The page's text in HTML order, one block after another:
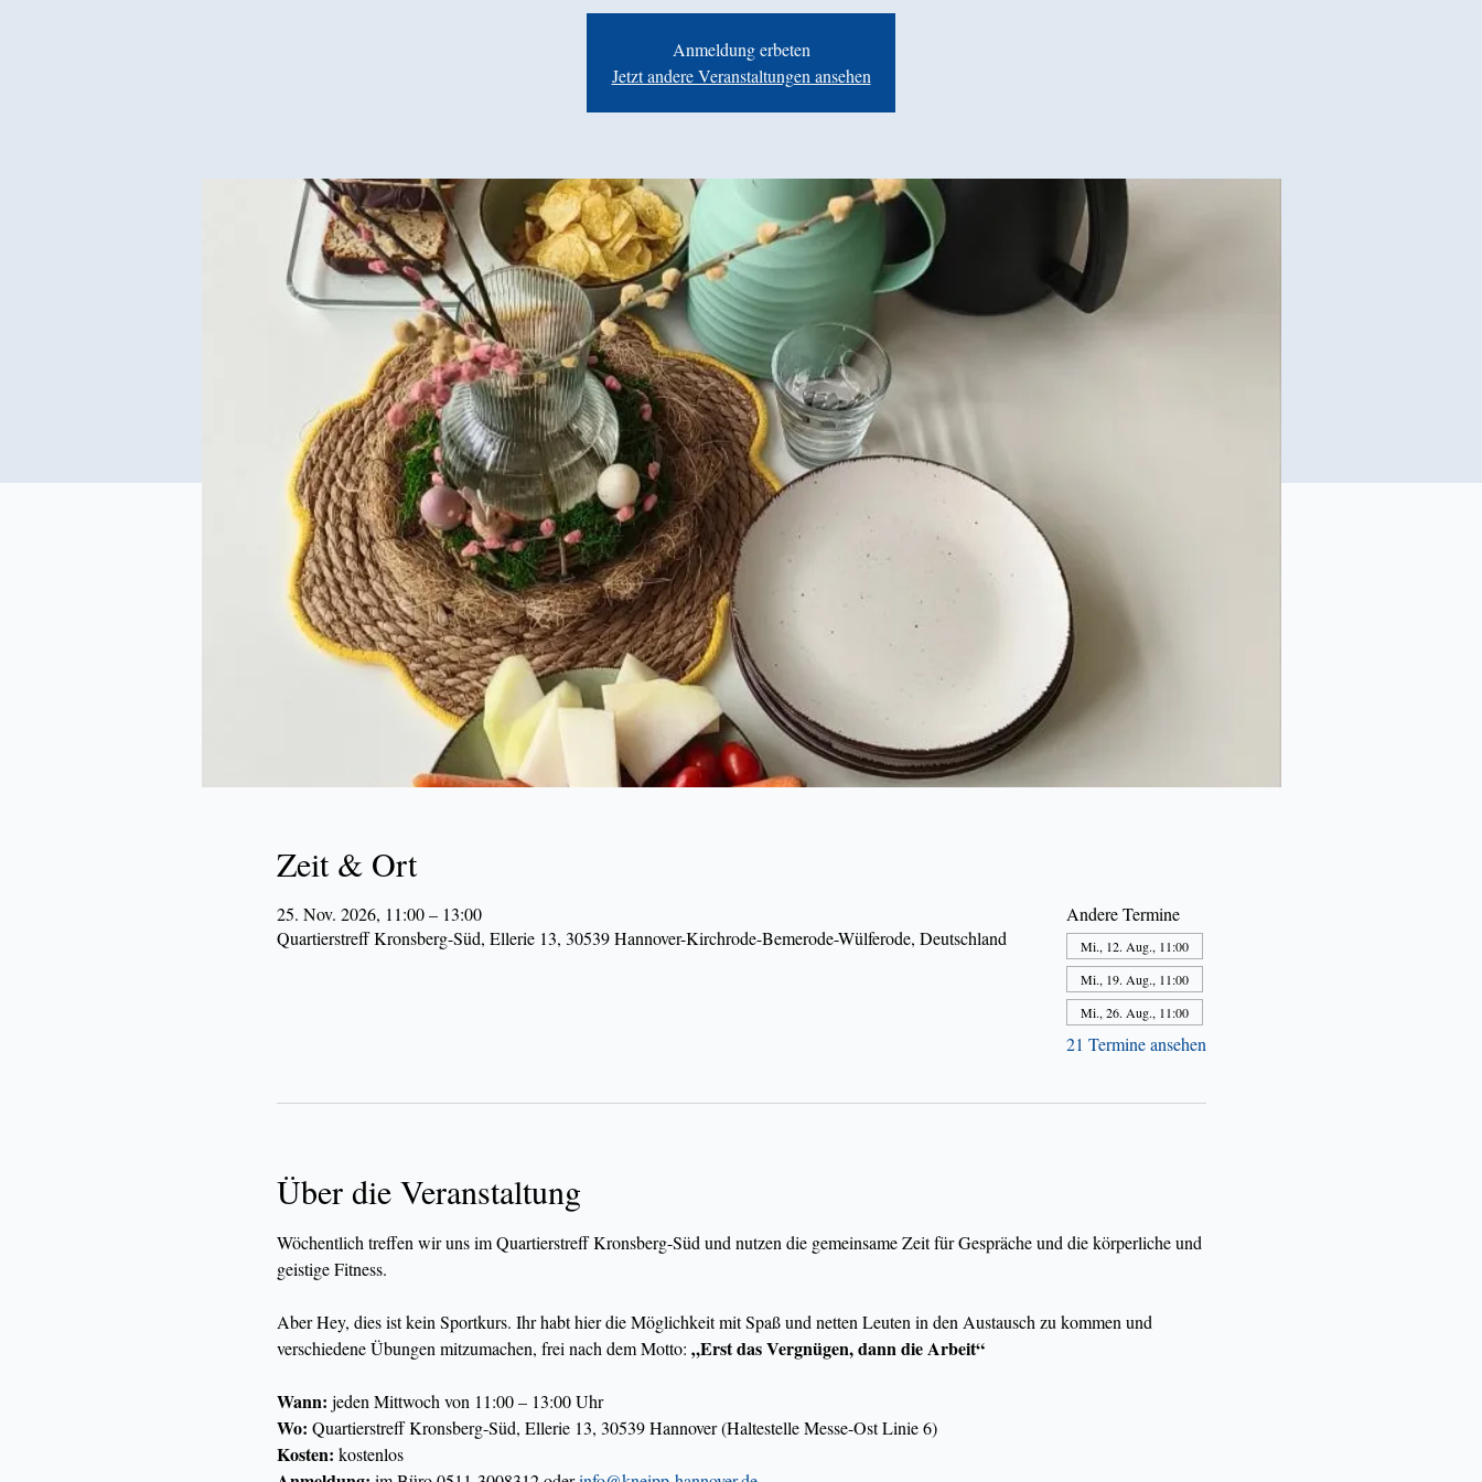
Anmeldung erbeten
Jetzt andere Veranstaltungen ansehen
Zeit & Ort
25. Nov. 2026, 11:00 – 13:00
Quartierstreff Kronsberg-Süd, Ellerie 13, 30539 Hannover-Kirchrode-Bemerode-Wülferode, Deutschland
Andere Termine
Mi., 12. Aug., 11:00
Mi., 19. Aug., 11:00
Mi., 26. Aug., 11:00
21 Termine ansehen
Über die Veranstaltung
Wöchentlich treffen wir uns im Quartierstreff Kronsberg-Süd und nutzen die gemeinsame Zeit für Gespräche und die körperliche und
geistige Fitness.
Aber Hey, dies ist kein Sportkurs. Ihr habt hier die Möglichkeit mit Spaß und netten Leuten in den Austausch zu kommen und
verschiedene Übungen mitzumachen, frei nach dem Motto: „Erst das Vergnügen, dann die Arbeit“
Wann: jeden Mittwoch von 11:00 – 13:00 Uhr
Wo: Quartierstreff Kronsberg-Süd, Ellerie 13, 30539 Hannover (Haltestelle Messe-Ost Linie 6)
Kosten: kostenlos